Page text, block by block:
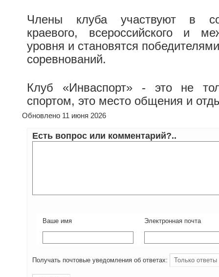
Члены клуба участвуют в
краевого, всероссийского и
уровня и становятся
соревнований.
Клуб «Инваспорт» - это не
спортом, это место общения и
Обновлено 11 июня 2026
Есть вопрос или комментарий?..
Ваше имя Электронная почта
Получать почтовые уведомления об ответах: